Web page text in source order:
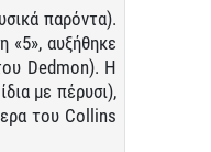
παρόντα).
«5», αυξήθηκε
Dedmon). Η
με πέρυσι),
του Collins